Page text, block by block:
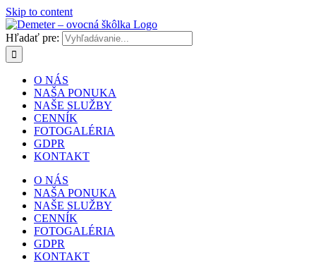
Skip to content
Hľadať pre:
O NÁS
NAŠA PONUKA
NAŠE SLUŽBY
CENNÍK
FOTOGALÉRIA
GDPR
KONTAKT
O NÁS
NAŠA PONUKA
NAŠE SLUŽBY
CENNÍK
FOTOGALÉRIA
GDPR
KONTAKT